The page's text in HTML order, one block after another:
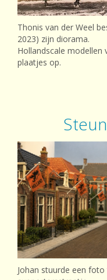
Thonis van der Weel
2023) zijn diorama.
Hollandscale
plaatjes op.
Johan stuurde een